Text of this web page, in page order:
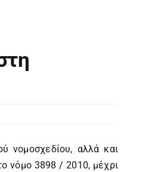
νομοσχεδίου, αλλά και
νόμο 3898 / 2010, μέχρι